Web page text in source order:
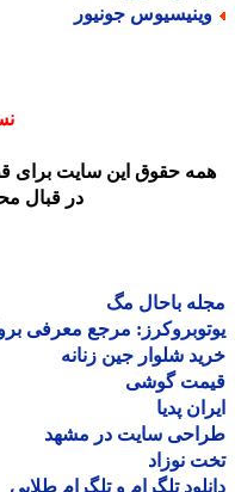
جونیور
حقوق این سایت برای
در قبال
باحال مگ
مرجع معرفی
شلوار جین زنانه
گوشی
پدیا
سایت در مشهد
نوزاد
تلگرام و تلگرام طلایی